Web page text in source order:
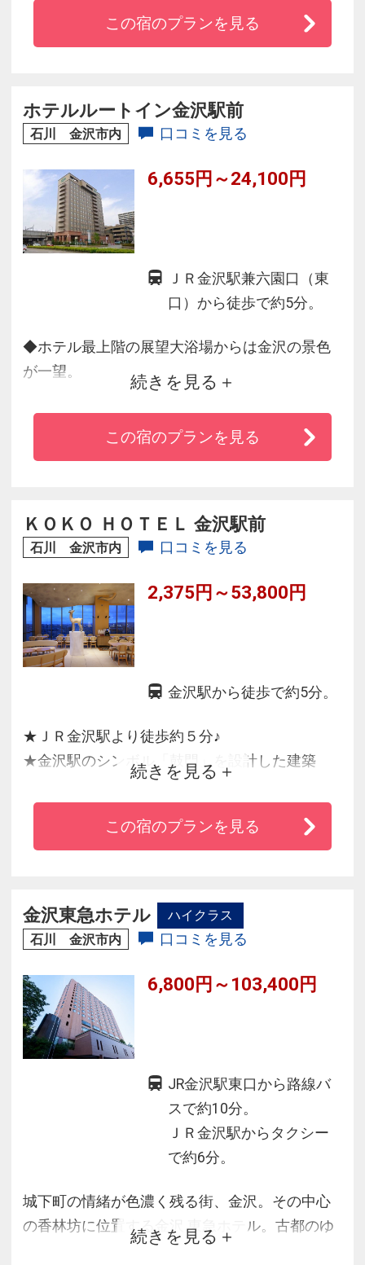
季節の移り変わりを雅に彩り、煌びやかな金装
飾が施された非日常空間で、
この宿のプランを見る
ホテルルートイン金沢駅前
石川 金沢市内 口コミを見る
6,655円～24,100円
ＪＲ金沢駅兼六園口（東
口）から徒歩で約5分。
◆ホテル最上階の展望大浴場からは金沢の景色
が一望。
◆リラクゼーションルームも備え、くつろぎを
お約束。
◆メニューは30品目以上のバイキング朝食無料
め。
◆ロビーにてドトールのウェルカムコーヒー
◆金沢駅より徒歩約5分！駐車場166台完備。駐
車場1泊1000円。
続きを見る
この宿のプランを見る
ＫＯＫＯ ＨＯＴＥＬ 金沢駅前
石川 金沢市内 口コミを見る
2,375円～53,800円
金沢駅から徒歩で約5分。
★ＪＲ金沢駅より徒歩約５分♪
★金沢駅のシンボル「鼓門」を設計した建築
家・白江龍三氏がデザインを監修。
★「加賀友禅」「九谷焼」の五彩や「金」な
ど、金沢の伝統的な色彩を用いた客室フロアー
続きを見る
この宿のプランを見る
金沢東急ホテル
ハイクラス
石川 金沢市内
口コミを見る
6,800円～103,400円
JR金沢駅東口から路線バ
スで約10分。
ＪＲ金沢駅からタクシー
で約6分。
城下町の情緒が色濃く残る街、金沢。その中心
の香林坊に位置する金沢 東急ホテル。古都のゆ
かしさと現代の機能美がさりげなく調和する本
続きを見る